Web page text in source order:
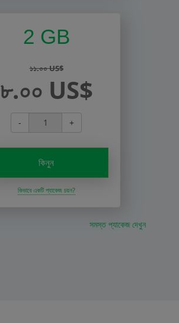
2 GB
১১.০০ US$
৮.০০ US$
- +
কিনুন
কিভাবে একটি প্যাকেজ চয়ন?
সমস্ত প্যাকেজ দেখুন